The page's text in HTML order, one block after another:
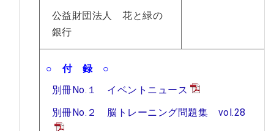
公益財団法人 花と緑の
銀行
○ 付 録 ○
別冊No.１ イベントニュース
別冊No.２ 脳トレーニング問題集 vol.28